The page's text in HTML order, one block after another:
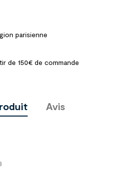
parisienne
de 150€ de commande
Avis